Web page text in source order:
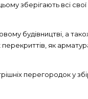
зберігають всі свої
будівництві, а
як
перегородок у